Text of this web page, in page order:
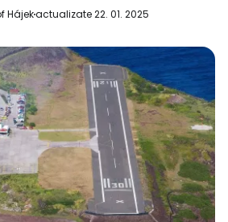
Hájekactualizate 22. 01. 2025
cu Facebook
cu e-mailul